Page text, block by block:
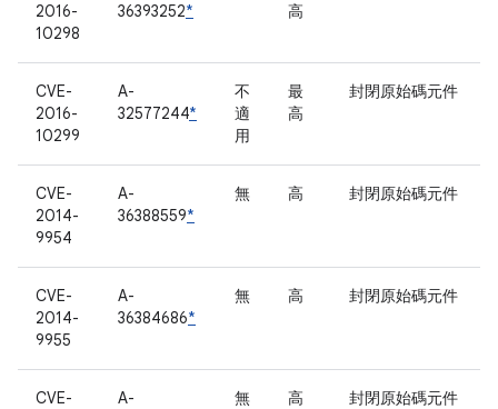
2016-
10298
36393252*
高
CVE-
2016-
10299
A-
32577244*
不
適
用
最
高
封閉原始碼元件
CVE-
2014-
9954
A-
36388559*
無 高 封閉原始碼元件
CVE-
2014-
9955
A-
36384686*
無 高 封閉原始碼元件
CVE-
A-
無 高 封閉原始碼元件